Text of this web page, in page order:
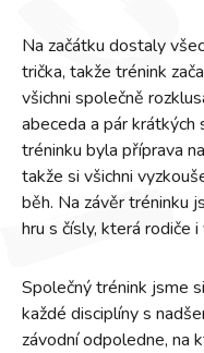
Na začátku dostaly
trička, takže trénink
všichni společně
abeceda a pár krátkých
tréninku byla příprava
takže si všichni
běh. Na závěr tréninku
hru s čísly, která rodiče
Společný trénink jsme
každé disciplíny s
závodní odpoledne, na